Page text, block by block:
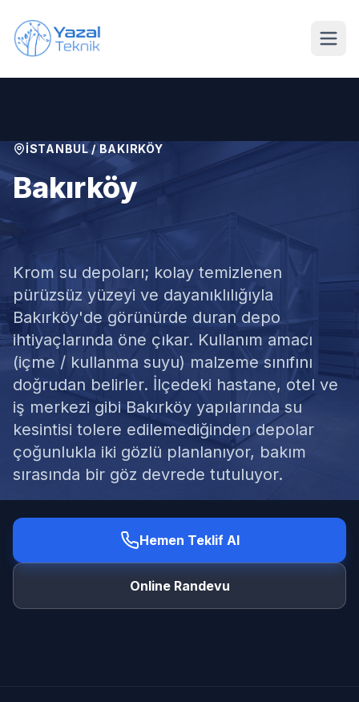
Ücretsiz Keşif Al
İSTANBUL/ BAKIRKÖY
Bakırköy
Krom Su Deposu
Krom su depoları; kolay temizlenen
pürüzsüz yüzeyi ve dayanıklılığıyla
Bakırköy'de görünürde duran depo
ihtiyaçlarında öne çıkar. Kullanım amacı
(içme / kullanma suyu) malzeme sınıfını
doğrudan belirler. İlçedeki hastane, otel ve
iş merkezi gibi Bakırköy yapılarında su
kesintisi tolere edilemediğinden depolar
çoğunlukla iki gözlü planlanıyor, bakım
sırasında bir göz devrede tutuluyor.
Hemen Teklif Al
Online Randevu